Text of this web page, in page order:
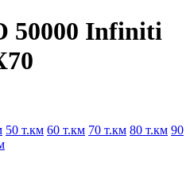
50000 Infiniti
50 т.км 60 т.км 70 т.км 80 т.км 90